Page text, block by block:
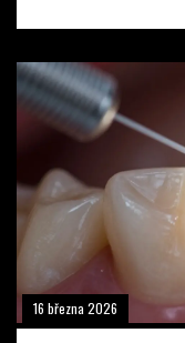
16 března 2026